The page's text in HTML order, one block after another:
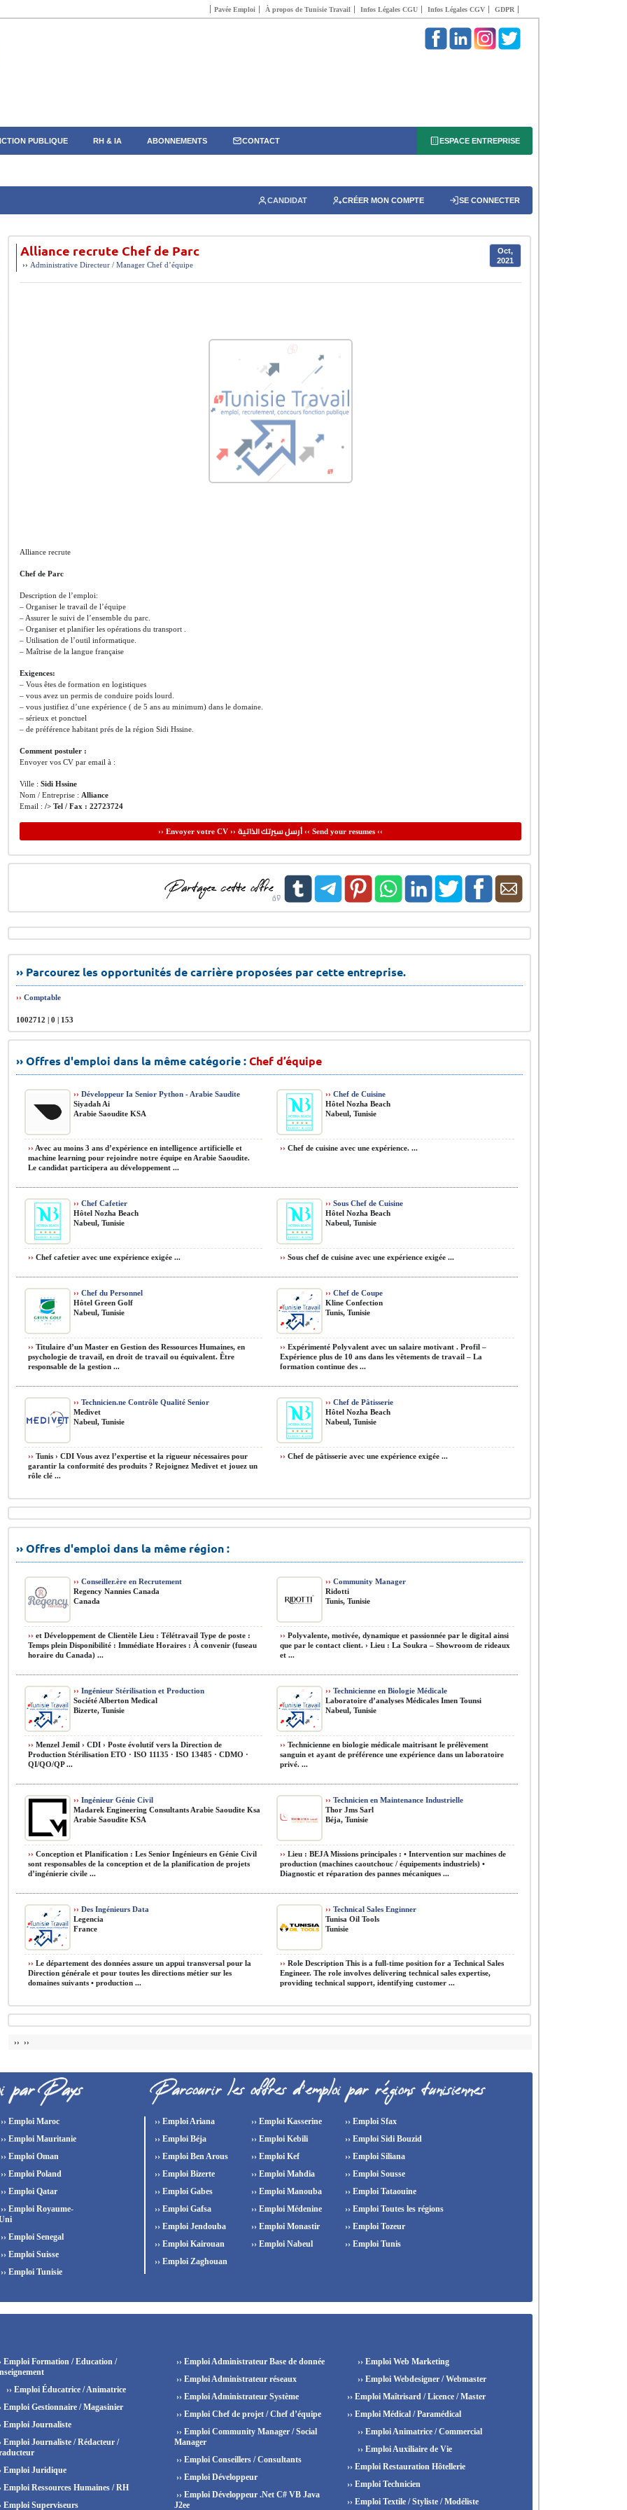
Pavée Emploi À propos de Tunisie Travail Infos Légales CGU Infos Légales CGV GDPR
PUBLIQUE RH & IA ABONNEMENTS CONTACT ESPACE ENTREPRISE
CANDIDAT CRÉER MON COMPTE SE CONNECTER
Alliance recrute Chef de Parc
Oct,
2021
›› Administrative Directeur / Manager Chef d’équipe
Alliance recrute
Chef de Parc
Description de l’emploi:
– Organiser le travail de l’équipe
– Assurer le suivi de l’ensemble du parc.
– Organiser et planifier les opérations du transport .
– Utilisation de l’outil informatique.
– Maîtrise de la langue française
Exigences:
– Vous êtes de formation en logistiques
– vous avez un permis de conduire poids lourd.
– vous justifiez d’une expérience ( de 5 ans au minimum) dans le domaine.
– sérieux et ponctuel
– de préférence habitant prés de la région Sidi Hssine.
Comment postuler :
Envoyer vos CV par email à :
Ville : Sidi Hssine
Nom / Entreprise : Alliance
Email : /> Tel / Fax : 22723724
›› Envoyer votre CV ›› أرسل سيرتك الذاتية‹‹ Send your resumes ‹‹
›› Parcourez les opportunités de carrière proposées par cette entreprise.
›› Comptable
1002712 | 0 | 153
›› Offres d'emploi dans la même catégorie :Chef d’équipe
›› Développeur Ia Senior Python - Arabie Saudite
Siyadah Ai
Arabie Saoudite KSA
›› Avec au moins 3 ans d’expérience en intelligence artificielle et
machine learning pour rejoindre notre équipe en Arabie Saoudite.
Le candidat participera au développement ...
›› Chef de Cuisine
Hôtel Nozha Beach
Nabeul, Tunisie
›› Chef de cuisine avec une expérience. ...
›› Chef Cafetier
Hôtel Nozha Beach
Nabeul, Tunisie
›› Chef cafetier avec une expérience exigée ...
›› Sous Chef de Cuisine
Hôtel Nozha Beach
Nabeul, Tunisie
›› Sous chef de cuisine avec une expérience exigée ...
›› Chef du Personnel
Hôtel Green Golf
Nabeul, Tunisie
›› Titulaire d’un Master en Gestion des Ressources Humaines, en
psychologie de travail, en droit de travail ou équivalent. Être
responsable de la gestion ...
›› Chef de Coupe
Kline Confection
Tunis, Tunisie
›› Expérimenté Polyvalent avec un salaire motivant . Profil –
Expérience plus de 10 ans dans les vêtements de travail – La
formation continue des ...
›› Technicien.ne Contrôle Qualité Senior
Medivet
Nabeul, Tunisie
›› Tunis › CDI Vous avez l’expertise et la rigueur nécessaires pour
garantir la conformité des produits ? Rejoignez Medivet et jouez un
rôle clé ...
›› Chef de Pâtisserie
Hôtel Nozha Beach
Nabeul, Tunisie
›› Chef de pâtisserie avec une expérience exigée ...
›› Offres d'emploi dans la même région :
›› Conseiller.ère en Recrutement
Regency Nannies Canada
Canada
›› et Développement de Clientèle Lieu : Télétravail Type de poste :
Temps plein Disponibilité : Immédiate Horaires : À convenir (fuseau
horaire du Canada) ...
›› Community Manager
Ridotti
Tunis, Tunisie
›› Polyvalente, motivée, dynamique et passionnée par le digital ainsi
que par le contact client. › Lieu : La Soukra – Showroom de rideaux
et ...
›› Ingénieur Stérilisation et Production
Société Alberton Medical
Bizerte, Tunisie
›› Menzel Jemil › CDI › Poste évolutif vers la Direction de
Production Stérilisation ETO · ISO 11135 · ISO 13485 · CDMO ·
QI/QO/QP ...
›› Technicienne en Biologie Médicale
Laboratoire d’analyses Médicales Imen Tounsi
Nabeul, Tunisie
›› Technicienne en biologie médicale maitrisant le prélèvement
sanguin et ayant de préférence une expérience dans un laboratoire
privé. ...
›› Ingénieur Génie Civil
Madarek Engineering Consultants Arabie Saoudite Ksa
Arabie Saoudite KSA
›› Conception et Planification : Les Senior Ingénieurs en Génie Civil
sont responsables de la conception et de la planification de projets
d’ingénierie civile ...
›› Technicien en Maintenance Industrielle
Thor Jms Sarl
Béja, Tunisie
›› Lieu : BEJA Missions principales : • Intervention sur machines de
production (machines caoutchouc / équipements industriels) •
Diagnostic et réparation des pannes mécaniques ...
›› Des Ingénieurs Data
Legencia
France
›› Le département des données assure un appui transversal pour la
Direction générale et pour toutes les directions métier sur les
domaines suivants • production ...
›› Technical Sales Enginner
Tunisa Oil Tools
Tunisie
›› Role Description This is a full-time position for a Technical Sales
Engineer. The role involves delivering technical sales expertise,
providing technical support, identifying customer ...
›› ››
›› Emploi Maroc
›› Emploi Mauritanie
›› Emploi Oman
›› Emploi Poland
›› Emploi Qatar
›› Emploi Royaume-
›› Emploi Senegal
›› Emploi Suisse
›› Emploi Tunisie
›› Emploi Ariana
›› Emploi Béja
›› Emploi Ben Arous
›› Emploi Bizerte
›› Emploi Gabes
›› Emploi Gafsa
›› Emploi Jendouba
›› Emploi Kairouan
›› Emploi Kasserine
›› Emploi Kebili
›› Emploi Kef
›› Emploi Mahdia
›› Emploi Manouba
›› Emploi Médenine
›› Emploi Monastir
›› Emploi Nabeul
›› Emploi Sfax
›› Emploi Sidi Bouzid
›› Emploi Siliana
›› Emploi Sousse
›› Emploi Tataouine
›› Emploi Toutes les régions
›› Emploi Tozeur
›› Emploi Tunis
›› Emploi Zaghouan
Emploi Formation / Education /
›› Emploi Éducatrice / Animatrice
Emploi Gestionnaire / Magasinier
Emploi Journaliste
Emploi Journaliste / Rédacteur /
Emploi Juridique
Emploi Ressources Humaines / RH
Emploi Superviseurs
›› Emploi Administrateur Base de donnée
›› Emploi Administrateur réseaux
›› Emploi Administrateur Système
›› Emploi Chef de projet / Chef d’équipe
›› Emploi Community Manager / Social
Manager
›› Emploi Conseillers / Consultants
›› Emploi Développeur
›› Emploi Développeur .Net C# VB Java
J2ee
›› Emploi Web Marketing
›› Emploi Webdesigner / Webmaster
›› Emploi Maîtrisard / Licence / Master
›› Emploi Médical / Paramédical
›› Emploi Animatrice / Commercial
›› Emploi Auxiliaire de Vie
›› Emploi Restauration Hôtellerie
›› Emploi Technicien
›› Emploi Textile / Styliste / Modéliste